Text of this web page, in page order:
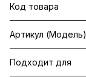
Код товара
Артикул (Модель)
Подходит для